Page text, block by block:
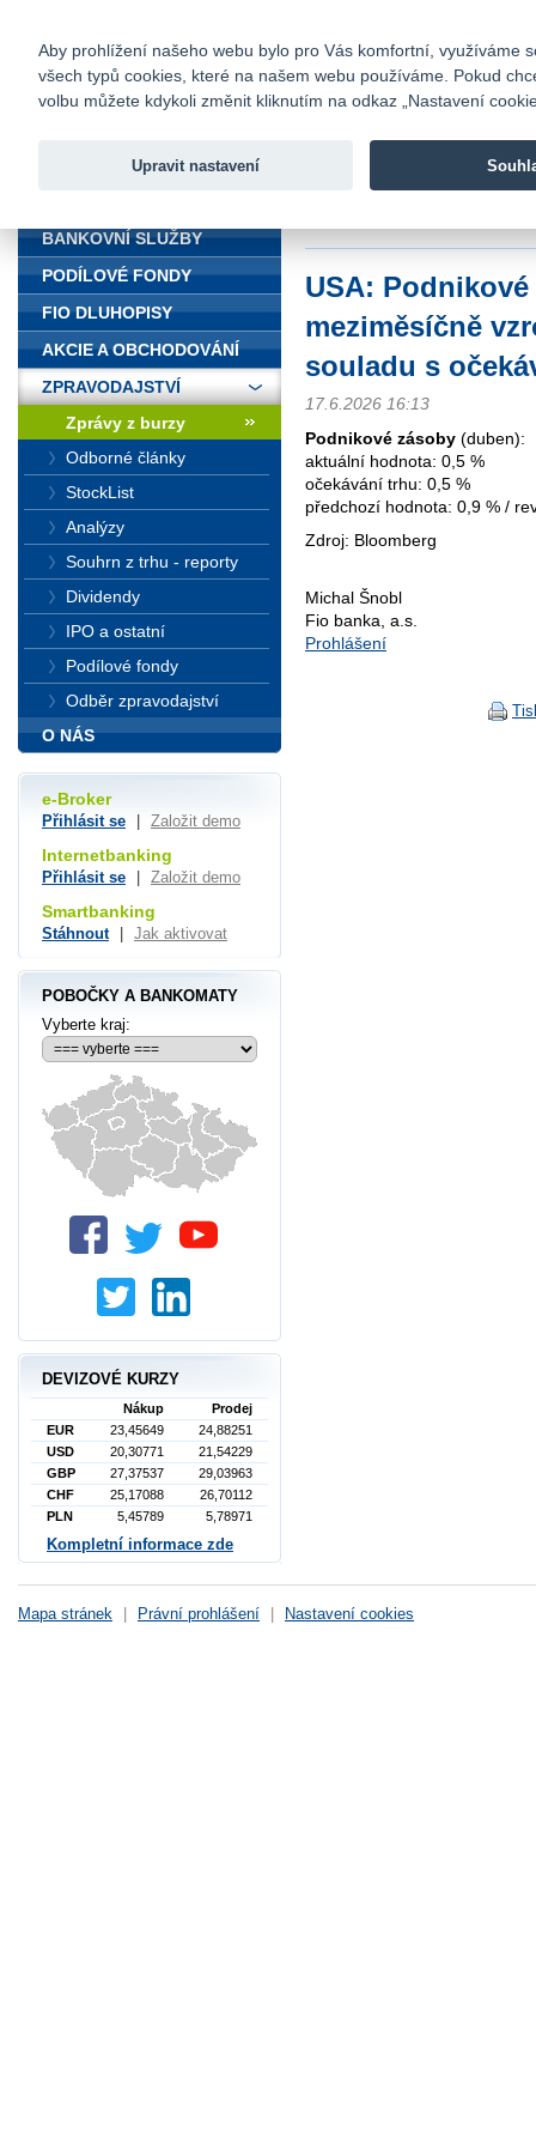
Fio banka
Fio banka
USA:
meziměsíčně
souladu s
17.6.2026 16:13
Podnikové zásoby (duben):
aktuální hodnota: 0,5 %
očekávání trhu: 0,5 %
předchozí hodnota: 0,9 % /
Zdroj: Bloomberg
Michal Šnobl
Fio banka, a.s.
Prohlášení
BANKOVNÍ SLUŽBY
PODÍLOVÉ FONDY
FIO DLUHOPISY
AKCIE A OBCHODOVÁNÍ
ZPRAVODAJSTVÍ
Zprávy z burzy
Odborné články
StockList
Analýzy
Souhrn z trhu - reporty
Dividendy
IPO a ostatní
Podílové fondy
Odběr zpravodajství
O NÁS
e-Broker
Přihlásit se Založit demo
Internetbanking
Přihlásit se Založit demo
Smartbanking
Stáhnout Jak aktivovat
POBOČKY A BANKOMATY
Vyberte kraj:
DEVIZOVÉ KURZY
Nákup
Prodej
EUR
23,45649
24,88251
USD
20,30771
21,54229
GBP
27,37537
29,03963
CHF
25,17088
26,70112
PLN
5,45789 5,78971
Kompletní informace zde
Mapa stránek Právní prohlášení Nastavení cookies
Aby prohlížení našeho webu bylo pro Vás komfortní, využíváme
všech typů cookies, které na našem webu používáme. Pokud
volbu můžete kdykoli změnit kliknutím na odkaz „Nastavení
Upravit nastavení